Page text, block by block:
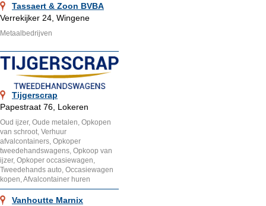
Tassaert & Zoon BVBA
Verrekijker 24, Wingene
Metaalbedrijven
Tijgerscrap
Papestraat 76, Lokeren
Oud ijzer, Oude metalen, Opkopen
van schroot, Verhuur
afvalcontainers, Opkoper
tweedehandswagens, Opkoop van
ijzer, Opkoper occasiewagen,
Tweedehands auto, Occasiewagen
kopen, Afvalcontainer huren
Vanhoutte Marnix